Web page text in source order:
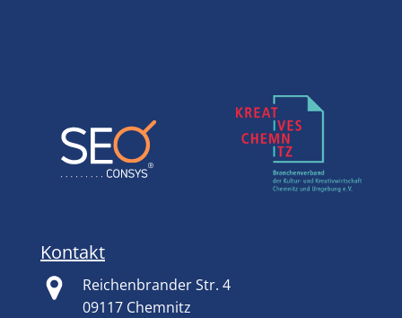
Kontakt
Reichenbrander Str. 4
09117 Chemnitz